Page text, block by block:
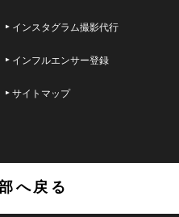
インスタグラム撮影代行
インフルエンサー登録
サイトマップ
へ戻る